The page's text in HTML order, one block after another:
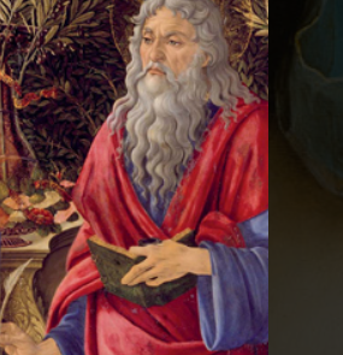
¿Eres el propietario de este sitio web?